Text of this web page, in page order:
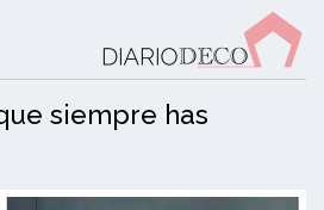
siempre has